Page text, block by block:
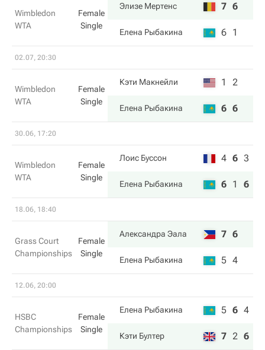
Wimbledon
WTA
Female
Single
Элизе Мертенс 7 6
Елена Рыбакина 6 1
02.07, 20:30
Wimbledon
WTA
Female
Single
Кэти Макнейли 1 2
Елена Рыбакина 6 6
30.06, 17:20
Wimbledon
WTA
Female
Single
Лоис Буссон 4 6 3
Елена Рыбакина 6 1 6
18.06, 18:40
Grass Court
Championships
Female
Single
Александра Эала 7 6
Елена Рыбакина 5 4
12.06, 20:00
HSBC
Championships
Female
Single
Елена Рыбакина 5 6 4
Кэти Бултер 7 2 6